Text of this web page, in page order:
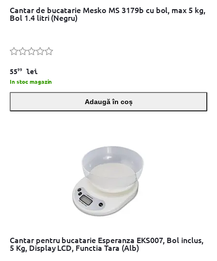
Cantar de bucatarie Mesko MS 3179b cu bol, max 5 kg,
Bol 1.4 litri (Negru)
5599 lei
In stoc magazin
Adaugă în coș
Cantar pentru bucatarie Esperanza EKS007, Bol inclus,
5 Kg, Display LCD, Functia Tara (Alb)